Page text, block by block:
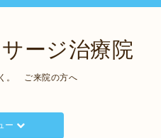
ージ治療院
。 ご来院の方へ
ー